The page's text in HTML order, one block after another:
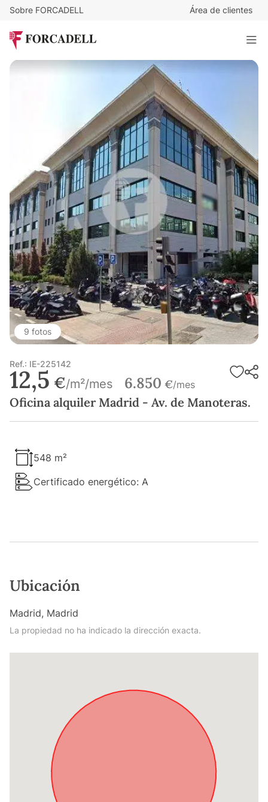
Sobre FORCADELL Área de clientes
Oficina alquiler Madrid - Av. de Manoteras.
548 m²
9 fotos
Ref.: IE-225142
12,5 €/m²/mes 6.850 €/mes
Oficina alquiler Madrid - Av. de Manoteras.
548 m²
Certificado energético: A
Ubicación
Madrid, Madrid
La propiedad no ha indicado la dirección exacta.